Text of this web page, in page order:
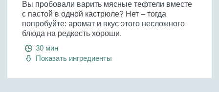
Вы пробовали варить мясные тефтели вместе
с пастой в одной кастрюле? Нет – тогда
попробуйте: аромат и вкус этого несложного
блюда на редкость хороши.
30 мин
Показать ингредиенты